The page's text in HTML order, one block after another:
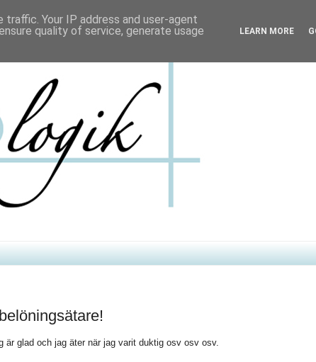
är glad och jag äter när jag varit duktig osv osv osv.
Your IP address and user-agent
quality of service, generate usage
LEARN MORE